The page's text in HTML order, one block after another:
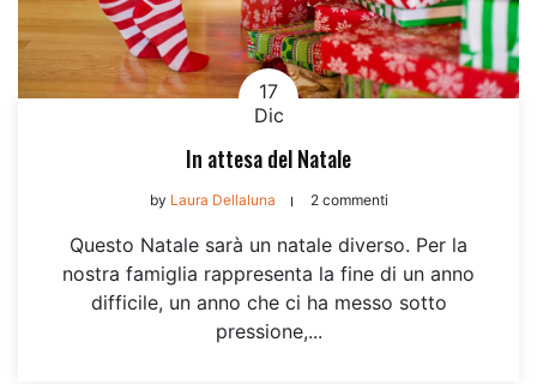
17
Dic
In attesa del Natale
by Laura Dellaluna 2 commenti
Questo Natale sarà un natale diverso. Per la
nostra famiglia rappresenta la fine di un anno
difficile, un anno che ci ha messo sotto
pressione,...